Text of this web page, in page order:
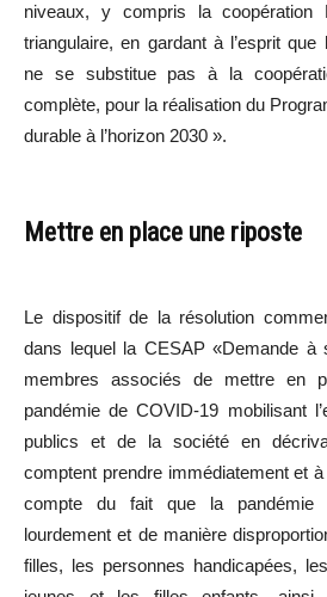
niveaux, y compris la coopération
triangulaire, en gardant à l’esprit
ne se substitue pas à la
complète, pour la réalisation du
durable à l’horizon 2030 ».
Mettre en place une riposte
Le dispositif de la résolution
dans lequel la CESAP «Demande
membres associés de mettre en
pandémie de COVID-19 mobilisant
publics et de la société en
comptent prendre immédiatement et
compte du fait que la pandémie
lourdement et de manière
filles, les personnes handicapées,